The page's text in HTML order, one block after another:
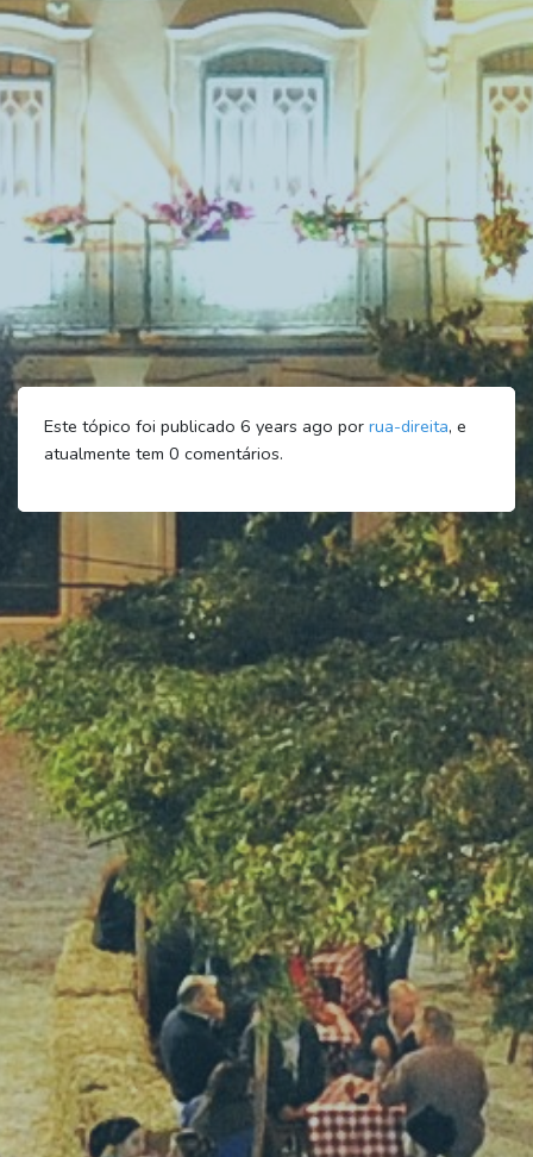
Este tópico foi publicado 6 years ago por rua-direita, e
atualmente tem 0 comentários.